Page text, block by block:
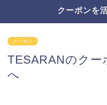
クーポンを
クーポン
TESARANのク
へ